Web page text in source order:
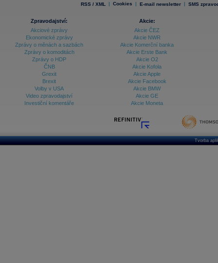
RSS / XML | Cookies | E-mail newsletter | SMS
Zpravodajství:
Akciové zprávy
Ekonomické zprávy
Zprávy o měnách a sazbách
Zprávy o komoditách
Zprávy o HDP
ČNB
Grexit
Brexit
Volby v USA
Video zpravodajství
Investiční komentáře
Akcie:
Akcie ČEZ
Akcie NWR
Akcie Komerční banka
Akcie Erste Bank
Akcie O2
Akcie Kofola
Akcie Apple
Akcie Facebook
Akcie BMW
Akcie GE
Akcie Moneta
Tvorba